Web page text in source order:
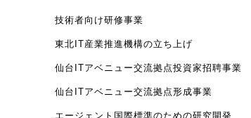
技術者向け研修事業
東北IT産業推進機構の立ち上げ
仙台ITアベニュー交流拠点投資家招聘事業
仙台ITアベニュー交流拠点形成事業
エージェント国際標準のための研究開発